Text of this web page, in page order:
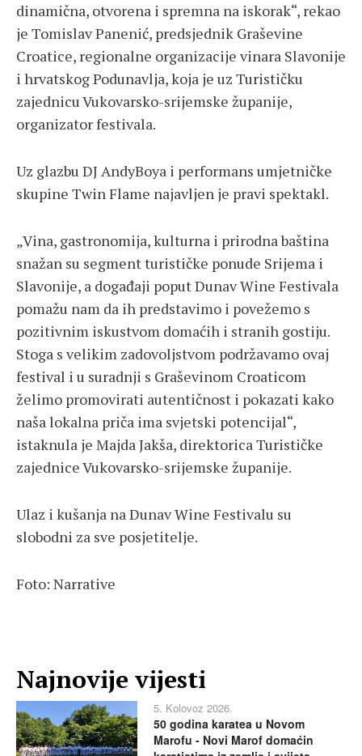
dinamična, otvorena i spremna na iskorak“, rekao
je Tomislav Panenić, predsjednik Graševine
Croatice, regionalne organizacije vinara Slavonije
i hrvatskog Podunavlja, koja je uz Turističku
zajednicu Vukovarsko-srijemske županije,
organizator festivala.
Uz glazbu DJ AndyBoya i performans umjetničke
skupine Twin Flame najavljen je pravi spektakl.
„Vina, gastronomija, kulturna i prirodna baština
snažan su segment turističke ponude Srijema i
Slavonije, a događaji poput Dunav Wine Festivala
pomažu nam da ih predstavimo i povežemo s
pozitivnim iskustvom domaćih i stranih gostiju.
Stoga s velikim zadovoljstvom podržavamo ovaj
festival i u suradnji s Graševinom Croaticom
želimo promovirati autentičnost i pokazati kako
naša lokalna priča ima svjetski potencijal“,
istaknula je Majda Jakša, direktorica Turističke
zajednice Vukovarsko-srijemske županije.
Ulaz i kušanja na Dunav Wine Festivalu su
slobodni za sve posjetitelje.
Foto: Narrative
Najnovije vijesti
5. Kolovoz 2026.
50 godina karatea u Novom
Marofu - Novi Marof domaćin